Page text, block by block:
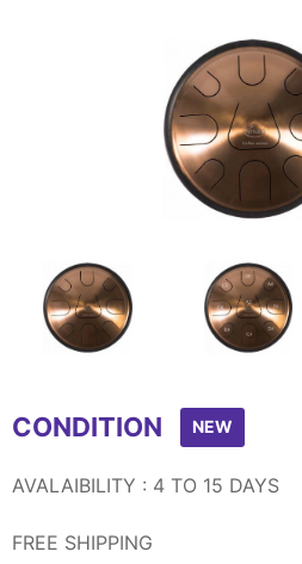
of
CONDITION NEW
AVALAIBILITY : 4 TO 15 DAYS
FREE SHIPPING